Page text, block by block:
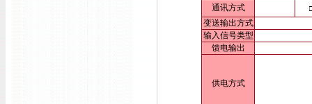
通讯方式
变送输出方式
输入信号类型
馈电输出
供电方式